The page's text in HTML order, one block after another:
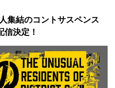
集結のコントサスペンス
信決定！